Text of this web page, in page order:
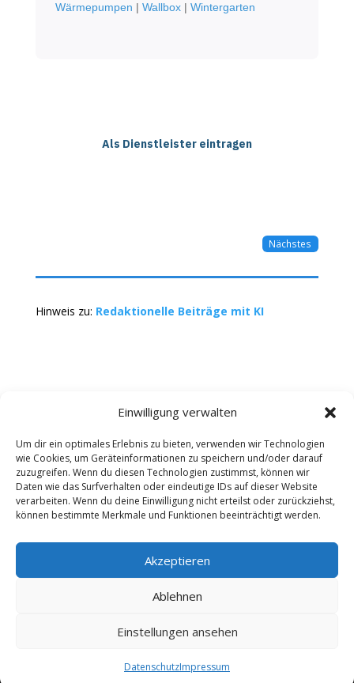
Einwilligung verwalten
Um dir ein optimales Erlebnis zu bieten, verwenden wir Technologien
wie Cookies, um Geräteinformationen zu speichern und/oder darauf
zuzugreifen. Wenn du diesen Technologien zustimmst, können wir
Daten wie das Surfverhalten oder eindeutige IDs auf dieser Website
verarbeiten. Wenn du deine Einwilligung nicht erteilst oder zurückziehst,
können bestimmte Merkmale und Funktionen beeinträchtigt werden.
Akzeptieren
Ablehnen
Einstellungen ansehen
DatenschutzImpressum
Wärmepumpen | Wallbox| Wintergarten
Als Dienstleister eintragen
Nächstes
Hinweis zu: Redaktionelle Beiträge mit KI
Kontakt Impressum
Datenschutz
Werbung buchen
AGB
Copyright 2025-2026 | Web24 Consulting AVO UG |
Alle Rechte vorbehalten *Werbehinweis: Die ist ein
Portal mit Infos zu Dienstleistern und Fachbetrieben
sowie einem Anbieterverzeichnis. Wenn Sie bei den
Werbepartnern ein Angebot anfordern oder etwas
jeweiligen Dienstleister. Redaktionelle Einträge wurden
Fehler enthalten.